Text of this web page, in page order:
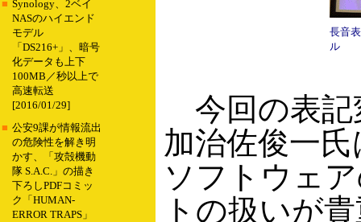
■ Synology、2ベイ
NASのハイエンド
モデル
「DS216+」、暗号
化データも上下
100MB／秒以上で
高速転送
[2016/01/29]
■ 公安9課が情報流出
の危険性を解き明
かす、「攻殻機動
隊 S.A.C.」の描き
下ろしPDFコミッ
ク「HUMAN-
ERROR TRAPS」
長音
ル
今回の表記
加治佐俊一
ソフトウェ
トの扱いが